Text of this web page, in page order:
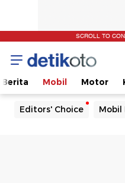
SCROLL TO
Berita Mobil Motor
Editors' Choice Mobil